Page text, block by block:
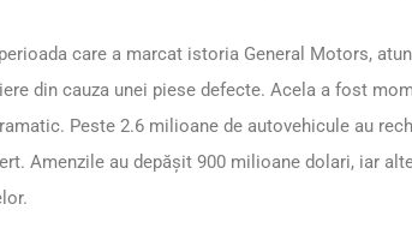
care a marcat istoria General Motors,
din cauza unei piese defecte. Acela a fost
Peste 2.6 milioane de autovehicule au
Amenzile au depășit 900 milioane dolari, iar